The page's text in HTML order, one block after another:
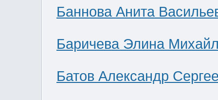
Баннова Анита
Баричева Элина
Батов Александр